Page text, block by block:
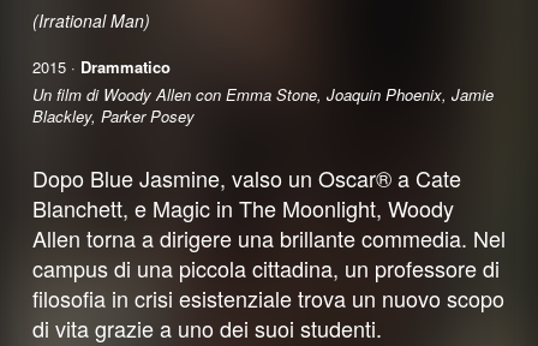
(Irrational Man)
2015 · Drammatico
Un film di Woody Allen con Emma Stone, Joaquin Phoenix, Jamie
Blackley, Parker Posey
Dopo Blue Jasmine, valso un Oscar® a Cate
Blanchett, e Magic in The Moonlight, Woody
Allen torna a dirigere una brillante commedia. Nel
campus di una piccola cittadina, un professore di
filosofia in crisi esistenziale trova un nuovo scopo
di vita grazie a uno dei suoi studenti.